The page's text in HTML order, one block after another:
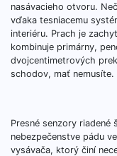
nasávacieho otvoru.
vďaka tesniacemu
interiéru. Prach je
kombinuje primárny,
dvojcentimetrových
schodov, mať nemusíte.
Presné senzory
nebezpečenstve pádu
vysávača, ktorý činí